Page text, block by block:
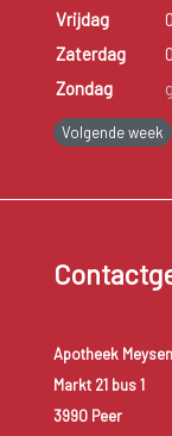
Vrijdag
Zaterdag
Zondag
Volgende week
Apotheek
Markt 21 bus 1
3990 Peer